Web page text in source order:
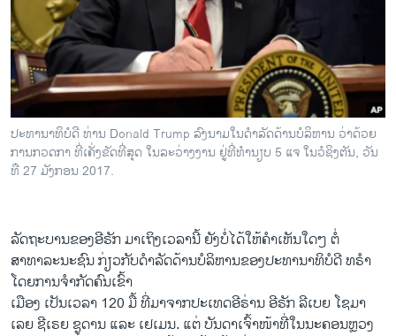
ປະທານາທິບໍດີ ທ່ານ Donald Trump ລົງນາມໃນດຳລັດດ້ານບໍລິຫານ ວ່າດ້ວຍ
ການກວດກາ ທີ່ເຄັ່ງຂັດທີ່ສຸດ ໃນລະວ່າງງານ ຢູ່ທີ່ທຳນຽບ 5 ແຈ ໃນວໍຊິງຕັນ, ວັນ
ທ່ີ 27 ມັງກອນ 2017.
ລັດຖະບານຂອງອີຣັກ ມາເຖິງເວລານີ້ ຍັງບໍ່ໄດ້ໃຫ້ຄຳເຫັນໃດໆ ຕໍ່
ສາທາລະນະຊົນ ກ່ຽວກັບດຳລັດດ້ານບໍລິຫານຂອງປະທານາທິບໍດີ ທຣຳ
ໂດຍການຈຳກັດຄົນເຂົ້າ
ເມືອງ ເປັນເວລາ 120 ມື້ ທີ່ມາຈາກປະເທດອີຣ່ານ ອີຣັກ ລີເບຍ ໂຊມາ
ເລຍ ຊີເຣຍ ຊູດານ ແລະ ເຢເມນ. ແຕ່ ບັນດາເຈົ້າໜ້າທີ່ໃນນະຄອນຫຼວງ